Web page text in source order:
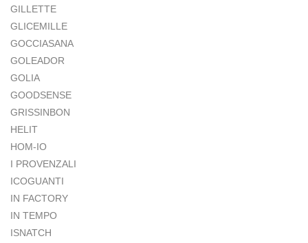
GILLETTE
GLICEMILLE
GOCCIASANA
GOLEADOR
GOLIA
GOODSENSE
GRISSINBON
HELIT
HOM-IO
I PROVENZALI
ICOGUANTI
IN FACTORY
IN TEMPO
ISNATCH